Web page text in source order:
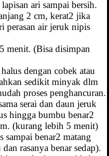
ari sampai bersih.
2 cm, kerat2 jika
perasan air jeruk nipis
menit. (Bisa disimpan
dengan cobek atau
sedikit minyak dlm
proses penghancuran.
serai dan daun jeruk
hingga bumbu benar2
(kurang lebih 5 menit)
benar2 matang
rasanya benar sedap).